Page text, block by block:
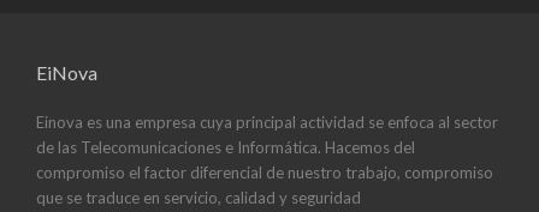
EiNova
Einova es una empresa cuya principal actividad se enfoca al sector
de las Telecomunicaciones e Informática. Hacemos del
compromiso el factor diferencial de nuestro trabajo, compromiso
que se traduce en servicio, calidad y seguridad